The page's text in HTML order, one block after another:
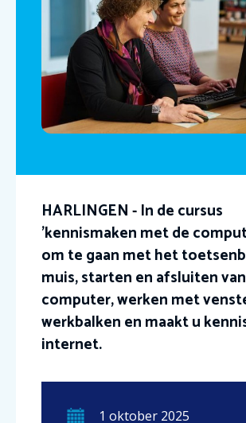
HARLINGEN - In de cursus
'kennismaken met de
om te gaan met het
muis, starten en afsluiten
computer, werken met
werkbalken en maakt u
internet.
1 oktober 2025